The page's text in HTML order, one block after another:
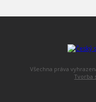
Všechna práva
Tvorba